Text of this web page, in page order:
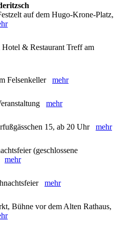
auf dem Hugo-Krone-Platz,
& Restaurant Treff am
Felsenkeller mehr
mehr
15, ab 20 Uhr mehr
(geschlossene
mehr
mehr
Bühne vor dem Alten Rathaus,